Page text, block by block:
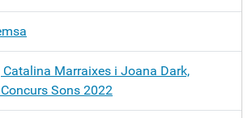
Catalina Marraixes i Joana Dark,
Sons 2022